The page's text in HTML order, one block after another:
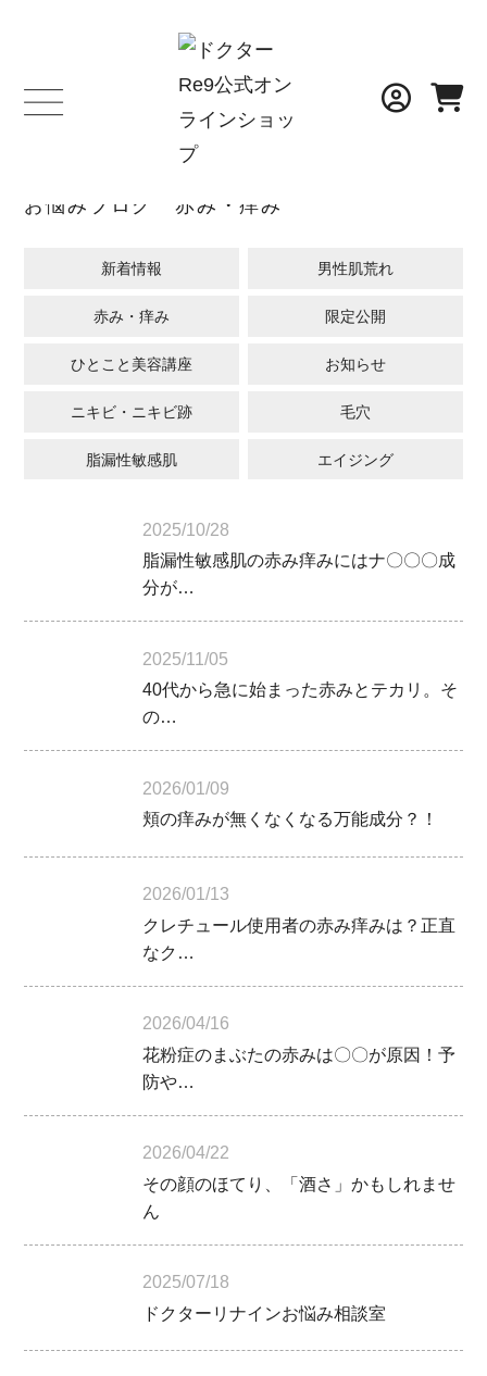
BLOG
お悩みブログ 赤み・痒み
新着情報 男性肌荒れ
赤み・痒み 限定公開
ひとこと美容講座 お知らせ
ニキビ・ニキビ跡 毛穴
脂漏性敏感肌 エイジング
2025/10/28
脂漏性敏感肌の赤み痒みにはナ〇〇〇成
分が…
2025/11/05
40代から急に始まった赤みとテカリ。そ
の…
2026/01/09
頬の痒みが無くなくなる万能成分？！
2026/01/13
クレチュール使用者の赤み痒みは？正直
なク…
2026/04/16
花粉症のまぶたの赤みは〇〇が原因！予
防や…
2026/04/22
その顔のほてり、「酒さ」かもしれませ
ん
2025/07/18
ドクターリナインお悩み相談室